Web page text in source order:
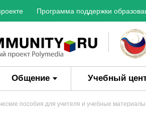
Программа поддержки
Общение Учебный
пособия для учителя и учебные